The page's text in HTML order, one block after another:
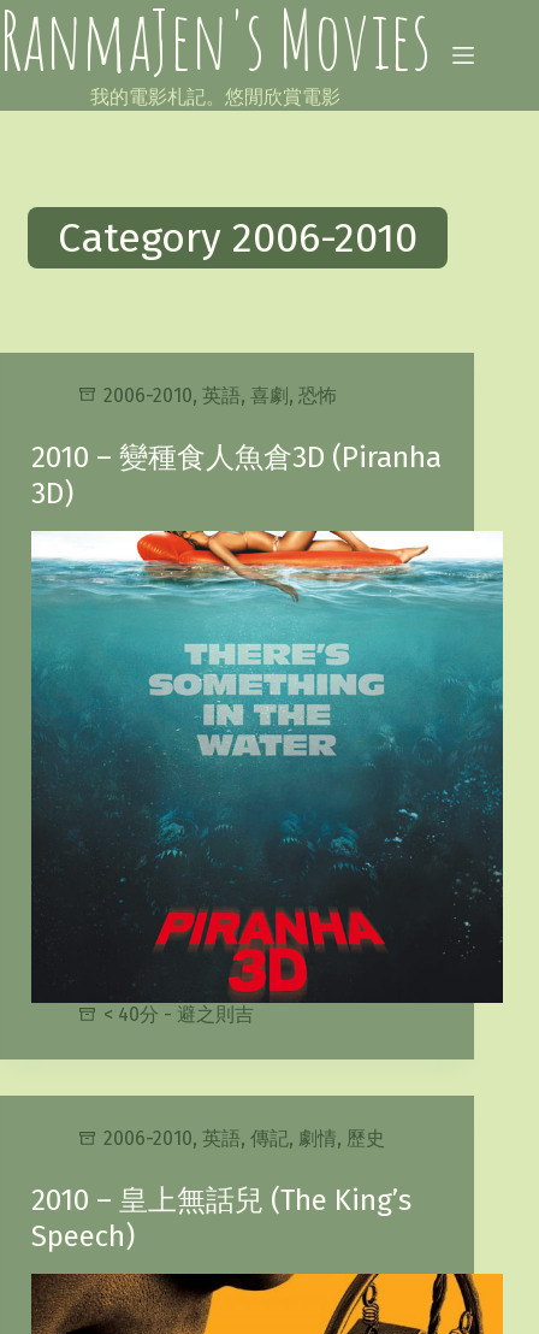
Skip
to
content
RanmaJen's Movies
我的電影札記。悠閒欣賞電影
Category2006-2010
2006-2010, 英語, 喜劇 , 恐怖
2010 – 變種食人魚倉3D (Piranha
3D)
< 40分 - 避之則吉
2006-2010, 英語, 傳記, 劇情, 歷史
2010 – 皇上無話兒 (The King’s
Speech)